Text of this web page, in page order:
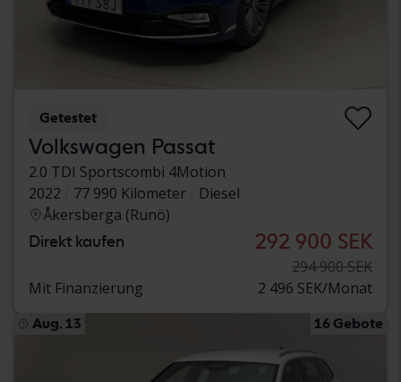
Getestet
Volkswagen Passat
2.0 TDI Sportscombi 4Motion
2022
77 990 Kilometer
Diesel
Åkersberga (Runö)
Direkt kaufen 292 900 SEK
294 900 SEK
Mit Finanzierung
2 496 SEK/Monat
Aug. 13 16 Gebote